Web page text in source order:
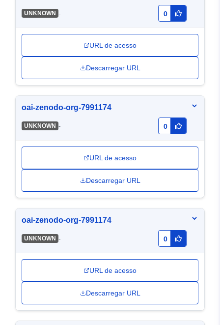
UNKNOWN - 0
URL de acesso
Descarregar URL
oai-zenodo-org-7991174
UNKNOWN - 0
URL de acesso
Descarregar URL
oai-zenodo-org-7991174
UNKNOWN - 0
URL de acesso
Descarregar URL